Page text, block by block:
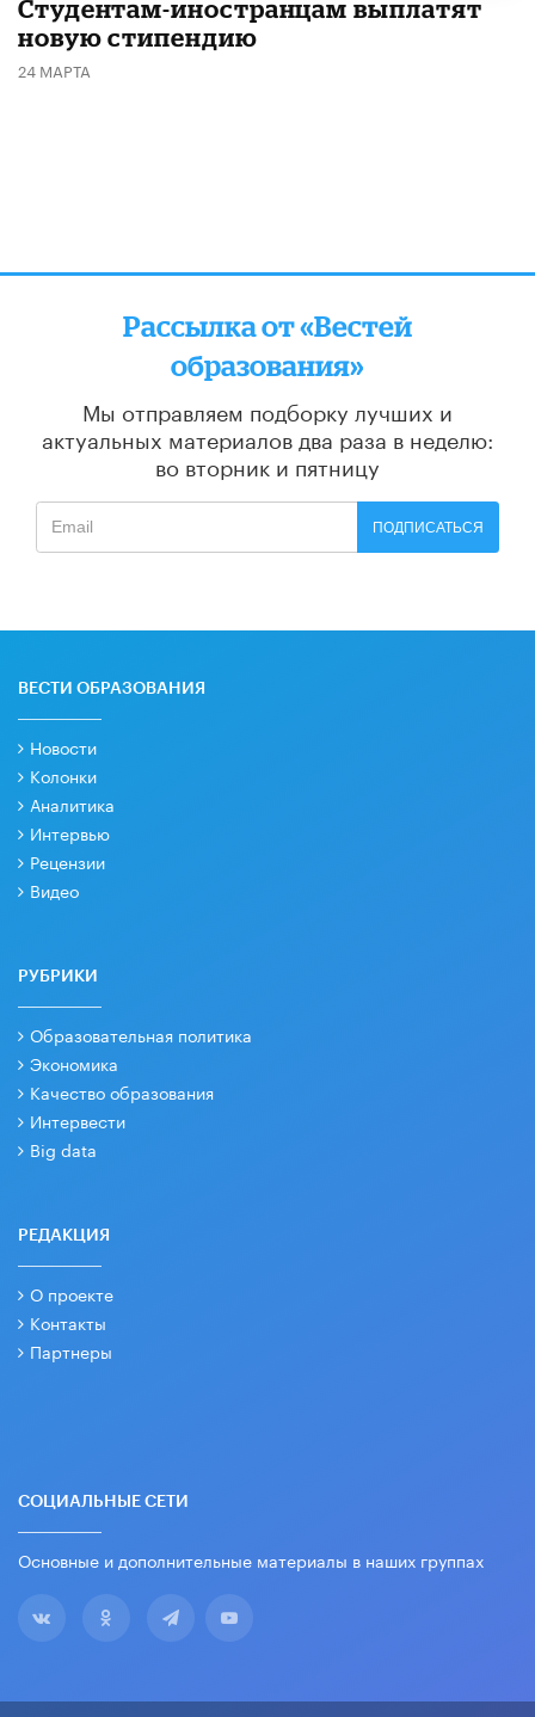
Студентам-иностранцам выплатят
новую стипендию
24 МАРТА
Рассылка от «Вестей
образования»
Мы отправляем подборку лучших и
актуальных материалов два раза в неделю:
во вторник и пятницу
ПОДПИСАТЬСЯ
ВЕСТИ ОБРАЗОВАНИЯ
Новости
Колонки
Аналитика
Интервью
Рецензии
Видео
РУБРИКИ
Образовательная политика
Экономика
Качество образования
Интервести
Big data
РЕДАКЦИЯ
О проекте
Контакты
Партнеры
СОЦИАЛЬНЫЕ СЕТИ
Основные и дополнительные материалы в наших группах